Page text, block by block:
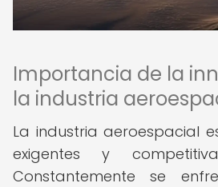
Importancia de la
la industria
La industria aeroespacial
exigentes y
Constantemente se